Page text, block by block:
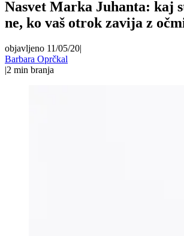
Nasvet Marka Juhanta: kaj
ne, ko vaš otrok zavija z
objavljeno 11/05/20|
Barbara Oprčkal
|2 min branja